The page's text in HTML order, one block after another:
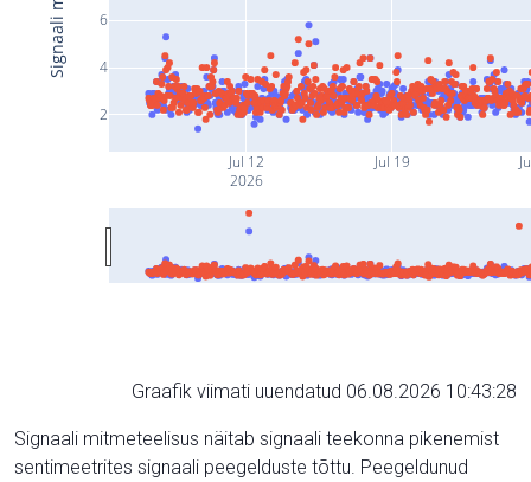
Jul 12
2026
Jul 19
2
4
6
Graafik viimati uuendatud 06.08.2026 10:43:28
Signaali mitmeteelisus näitab signaali teekonna pikenemist
sentimeetrites signaali peegelduste tõttu. Peegeldunud